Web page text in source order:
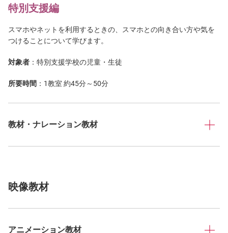
特別支援編
スマホやネットを利用するときの、スマホとの向き合い方や気を
つけることについて学びます。
対象者 ：特別支援学校の児童・生徒
所要時間 ：1教室 約45分～50分
教材・ナレーション教材
映像教材
アニメーション教材